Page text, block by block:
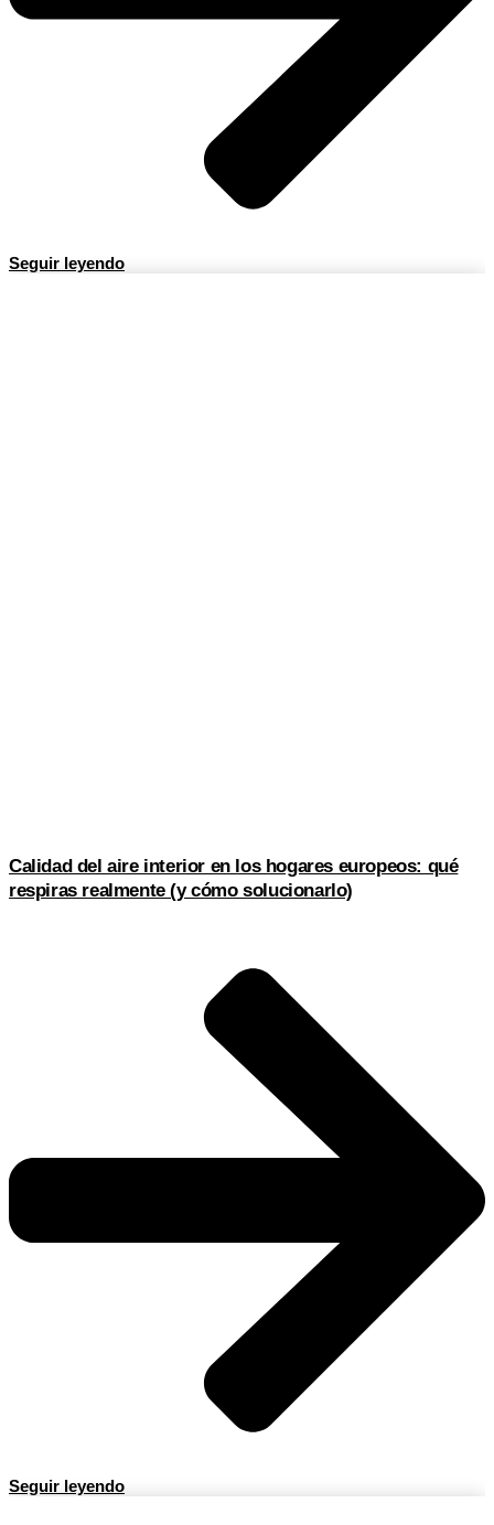
Seguir leyendo
Calidad del aire interior en los hogares europeos: qué
respiras realmente (y cómo solucionarlo)
Seguir leyendo